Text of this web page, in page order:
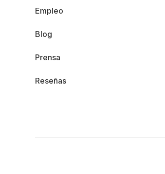
Empleo
Blog
Prensa
Reseñas